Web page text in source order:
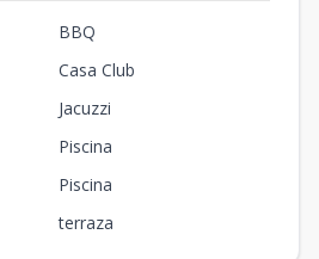
BBQ
Casa Club
Jacuzzi
Piscina
Piscina
terraza